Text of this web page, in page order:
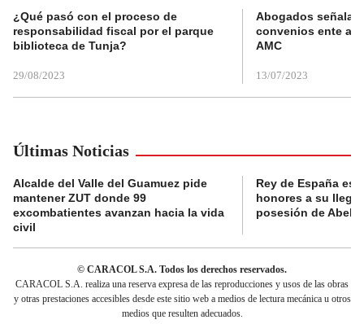
¿Qué pasó con el proceso de
responsabilidad fiscal por el parque
biblioteca de Tunja?
29/08/2023
Abogados
convenios ente
AMC
13/07/2023
Últimas Noticias
Alcalde del Valle del Guamuez pide
mantener ZUT donde 99
excombatientes avanzan hacia la vida
civil
Rey de España es
honores a su
posesión de
© CARACOL S.A. Todos los derechos reservados.
CARACOL S.A. realiza una reserva expresa de las reproducciones y usos de las obras
y otras prestaciones accesibles desde este sitio web a medios de lectura mecánica u otros
medios que resulten adecuados.